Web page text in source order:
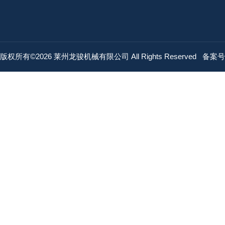
版权所有©2026 莱州龙骏机械有限公司 All Rights Reserved 备案